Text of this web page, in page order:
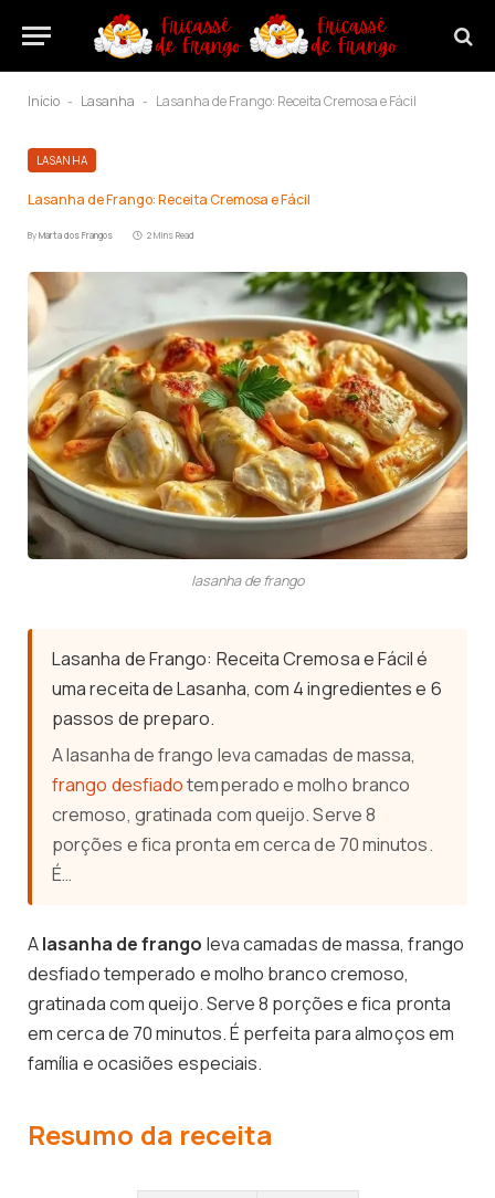
Início - Lasanha - Lasanha de Frango: Receita Cremosa e Fácil
LASANHA
Lasanha de Frango: Receita Cremosa e Fácil
ByMarta dos Frangos 2 Mins Read
lasanha de frango
Lasanha de Frango: Receita Cremosa e Fácil é
uma receita de Lasanha, com 4 ingredientes e 6
passos de preparo.
A lasanha de frango leva camadas de massa,
frango desfiadotemperado e molho branco
cremoso, gratinada com queijo. Serve 8
porções e fica pronta em cerca de 70 minutos.
É…
Alasanha de frango leva camadas de massa, frango
desfiado temperado e molho branco cremoso,
gratinada com queijo. Serve 8 porções e fica pronta
em cerca de 70 minutos. É perfeita para almoços em
família e ocasiões especiais.
Resumo da receita